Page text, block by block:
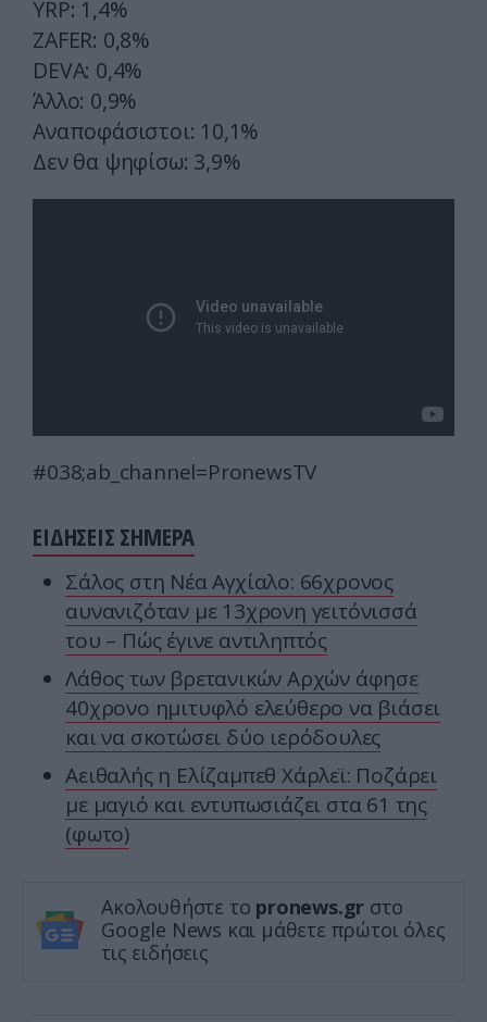
YRP: 1,4%
ZAFER: 0,8%
DEVA: 0,4%
Άλλο: 0,9%
Αναποφάσιστοι: 10,1%
Δεν θα ψηφίσω: 3,9%
#038;ab_channel=PronewsTV
ΕΙΔΗΣΕΙΣ ΣΗΜΕΡΑ
Σάλος στη Νέα Αγχίαλο: 66χρονος
αυνανιζόταν με 13χρονη γειτόνισσά
του – Πώς έγινε αντιληπτός
Λάθος των βρετανικών Αρχών άφησε
40χρονο ημιτυφλό ελεύθερο να βιάσει
και να σκοτώσει δύο ιερόδουλες
Αειθαλής η Ελίζαμπεθ Χάρλεϊ: Ποζάρει
με μαγιό και εντυπωσιάζει στα 61 της
(φωτο)
Ακολουθήστε το pronews.gr στο
Google News και μάθετε πρώτοι όλες
τις ειδήσεις